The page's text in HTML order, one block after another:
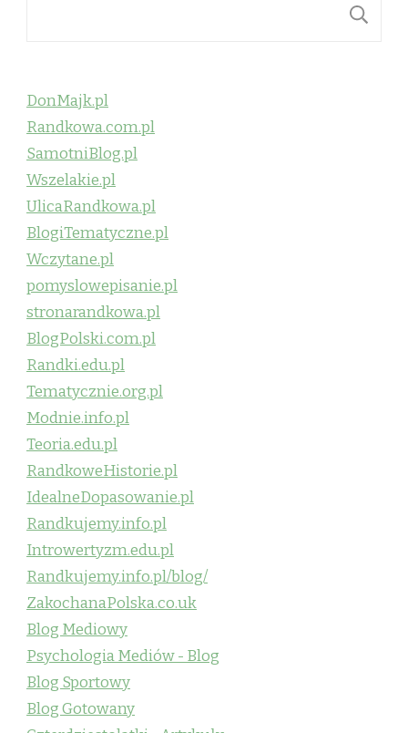
DonMajk.pl
Randkowa.com.pl
SamotniBlog.pl
Wszelakie.pl
UlicaRandkowa.pl
BlogiTematyczne.pl
Wczytane.pl
pomyslowepisanie.pl
stronarandkowa.pl
BlogPolski.com.pl
Randki.edu.pl
Tematycznie.org.pl
Modnie.info.pl
Teoria.edu.pl
RandkoweHistorie.pl
IdealneDopasowanie.pl
Randkujemy.info.pl
Introwertyzm.edu.pl
Randkujemy.info.pl/blog/
ZakochanaPolska.co.uk
Blog Mediowy
Psychologia Mediów - Blog
Blog Sportowy
Blog Gotowany